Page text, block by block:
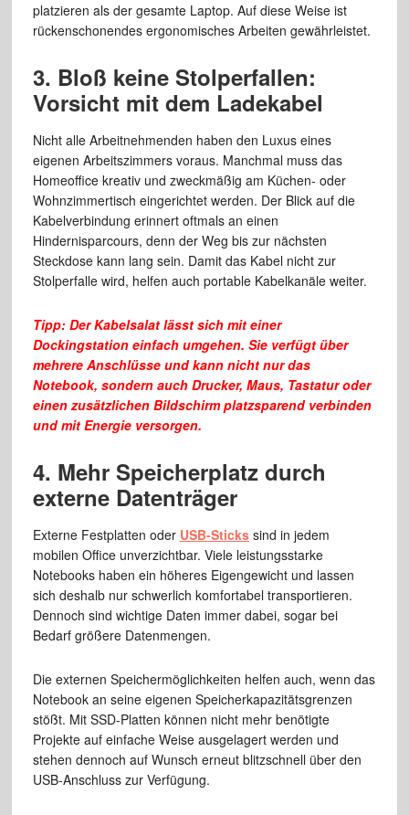
platzieren als der gesamte Laptop. Auf diese Weise ist
rückenschonendes ergonomisches Arbeiten gewährleistet.
3. Bloß keine Stolperfallen:
Vorsicht mit dem Ladekabel
Nicht alle Arbeitnehmenden haben den Luxus eines
eigenen Arbeitszimmers voraus. Manchmal muss das
Homeoffice kreativ und zweckmäßig am Küchen- oder
Wohnzimmertisch eingerichtet werden. Der Blick auf die
Kabelverbindung erinnert oftmals an einen
Hindernisparcours, denn der Weg bis zur nächsten
Steckdose kann lang sein. Damit das Kabel nicht zur
Stolperfalle wird, helfen auch portable Kabelkanäle weiter.
Tipp: Der Kabelsalat lässt sich mit einer
Dockingstation einfach umgehen. Sie verfügt über
mehrere Anschlüsse und kann nicht nur das
Notebook, sondern auch Drucker, Maus, Tastatur oder
einen zusätzlichen Bildschirm platzsparend verbinden
und mit Energie versorgen.
4. Mehr Speicherplatz durch
externe Datenträger
Externe Festplatten oder USB-Stickssind in jedem
mobilen Office unverzichtbar. Viele leistungsstarke
Notebooks haben ein höheres Eigengewicht und lassen
sich deshalb nur schwerlich komfortabel transportieren.
Dennoch sind wichtige Daten immer dabei, sogar bei
Bedarf größere Datenmengen.
Die externen Speichermöglichkeiten helfen auch, wenn das
Notebook an seine eigenen Speicherkapazitätsgrenzen
stößt. Mit SSD-Platten können nicht mehr benötigte
Projekte auf einfache Weise ausgelagert werden und
stehen dennoch auf Wunsch erneut blitzschnell über den
USB-Anschluss zur Verfügung.